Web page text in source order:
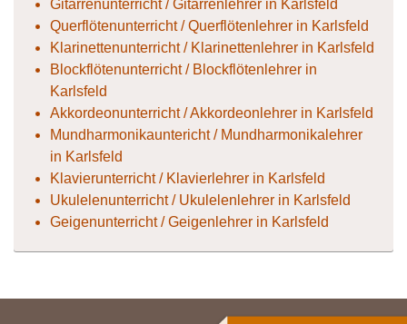
Gitarrenunterricht / Gitarrenlehrer in Karlsfeld
Querflötenunterricht / Querflötenlehrer in Karlsfeld
Klarinettenunterricht / Klarinettenlehrer in Karlsfeld
Blockflötenunterricht / Blockflötenlehrer in
Karlsfeld
Akkordeonunterricht / Akkordeonlehrer in Karlsfeld
Mundharmonikauntericht / Mundharmonikalehrer
in Karlsfeld
Klavierunterricht / Klavierlehrer in Karlsfeld
Ukulelenunterricht / Ukulelenlehrer in Karlsfeld
Geigenunterricht / Geigenlehrer in Karlsfeld